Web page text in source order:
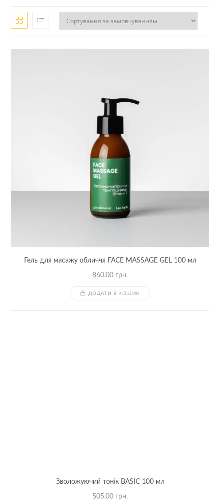
Гель для масажу обличчя FACE MASSAGE GEL 100 мл
860.00 грн.
ДОДАТИ В КОШИК
Зволожуючий тонік BASIC 100 мл
505.00 грн.